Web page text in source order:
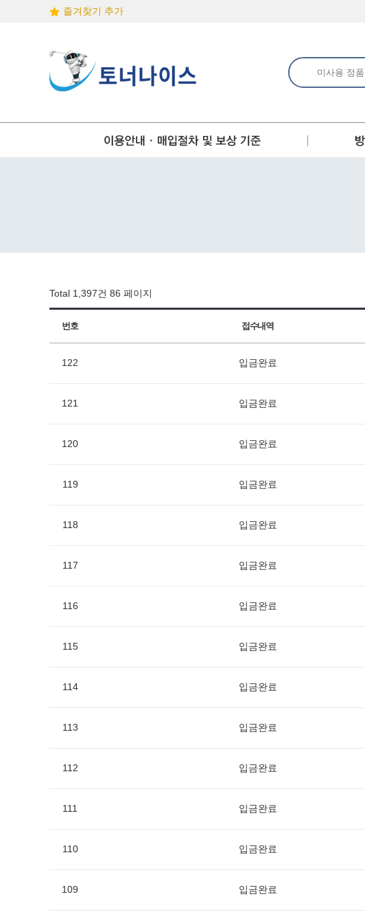
즐겨찾기 추가
Total 1,397건 86 페이지
번호 접수내역
122 입금완료
121 입금완료
120 입금완료
119 입금완료
118 입금완료
117 입금완료
116 입금완료
115 입금완료
114 입금완료
113 입금완료
112 입금완료
111 입금완료
110 입금완료
109 입금완료